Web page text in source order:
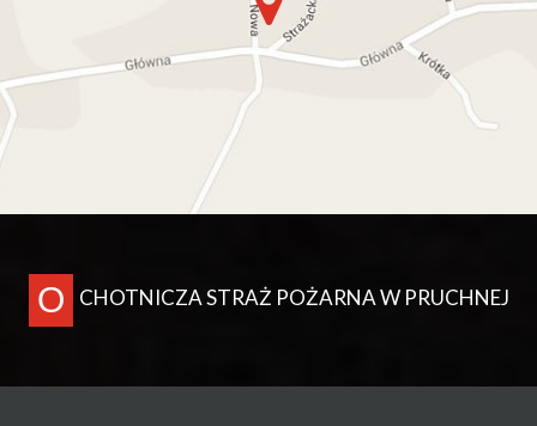
O CHOTNICZA STRAŻ POŻARNA W PRUCHNEJ